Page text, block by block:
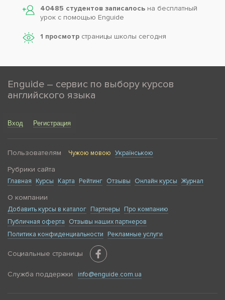
40485 студентов записалось на бесплатный
урок с помощью Enguide
1 просмотр страницы школы сегодня
Enguide – сервис по выбору курсов
английского языка
Вход Регистрация
Пользователям Чужою мовою Українською
Рубрики сайта
Главная Курсы Карта Рейтинг Отзывы Онлайн курсы Журнал
О компании
Добавить курсы в каталог Партнеры
Про компанию
Публичная оферта
Отзывы наших партнеров
Политика конфиденциальности
Рекламные услуги
Социальные страницы
Служба поддержки info@enguide.com.ua